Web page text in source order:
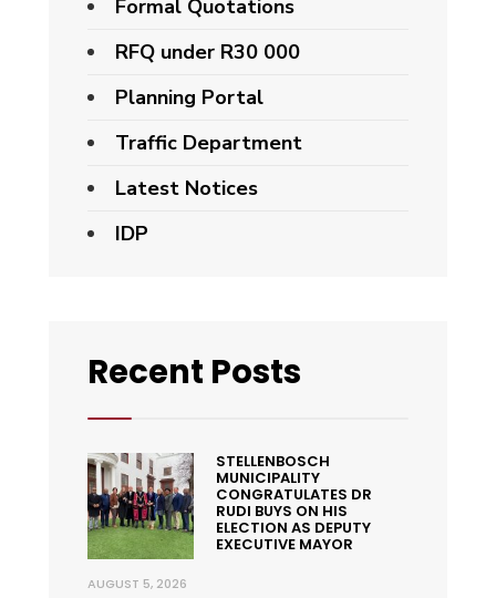
Formal Quotations
RFQ under R30 000
Planning Portal
Traffic Department
Latest Notices
IDP
Recent Posts
STELLENBOSCH
MUNICIPALITY
CONGRATULATES DR
RUDI BUYS ON HIS
ELECTION AS DEPUTY
EXECUTIVE MAYOR
AUGUST 5, 2026